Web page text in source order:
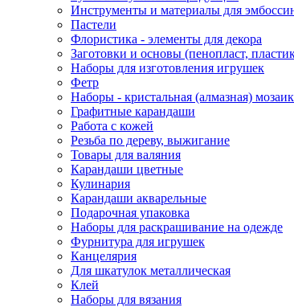
Инструменты и материалы для
Пастели
Флористика - элементы для декора
Заготовки и основы (пенопласт,
Наборы для изготовления игрушек
Фетр
Наборы - кристальная (алмазная)
Графитные карандаши
Работа с кожей
Резьба по дереву, выжигание
Товары для валяния
Карандаши цветные
Кулинария
Карандаши акварельные
Подарочная упаковка
Наборы для раскрашивание на одежде
Фурнитура для игрушек
Канцелярия
Для шкатулок металлическая
Клей
Наборы для вязания